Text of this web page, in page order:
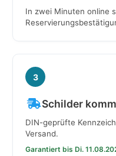
In zwei Minuten online
3
Schilder
DIN-geprüfte
Versand.
Garantiert bis Di.